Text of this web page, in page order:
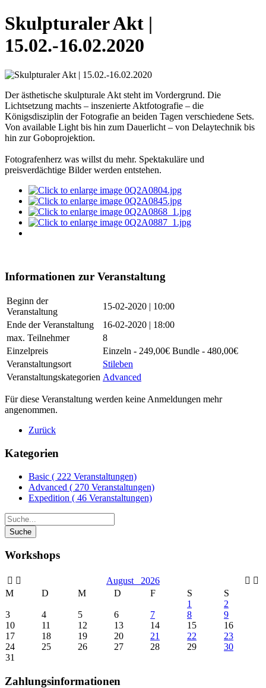
Skulpturaler Akt |
15.02.-16.02.2020
Der ästhetische skulpturale Akt steht im Vordergrund. Die
Lichtsetzung machts – inszenierte Aktfotografie – die
Königsdisziplin der Fotografie an beiden Tagen verschiedene Sets.
Von available Light bis hin zum Dauerlicht – von Delaytechnik bis
hin zur Goboprojektion.
Fotografenherz was willst du mehr. Spektakuläre und
preisverdächtige Bilder werden entstehen.
Informationen zur Veranstaltung
Beginn der
Veranstaltung
15-02-2020 | 10:00
Ende der Veranstaltung
16-02-2020 | 18:00
max. Teilnehmer
8
Einzelpreis
Einzeln - 249,00€ Bundle - 480,00€
Veranstaltungsort
Stileben
Veranstaltungskategorien Advanced
Für diese Veranstaltung werden keine Anmeldungen mehr
angenommen.
Zurück
Kategorien
Basic ( 222 Veranstaltungen)
Advanced ( 270 Veranstaltungen)
Expedition ( 46 Veranstaltungen)
Workshops
August 2026
M
D M D F S
S
1
2
3
4 5 6 7 8
9
10
11 12 13 14 15
16
17
18 19 20 21 22
23
24
25 26 27 28 29
30
31
Zahlungsinformationen